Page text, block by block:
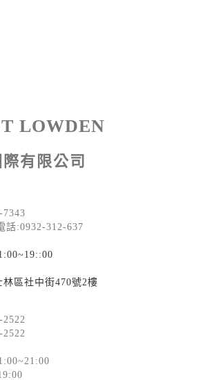
LOWDEN
有限公司
7343
:0932-312-637
區社中街470號2樓
2522